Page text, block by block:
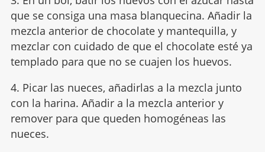
que se consiga una masa blanquecina. Añadir la
mezcla anterior de chocolate y mantequilla, y
mezclar con cuidado de que el chocolate esté ya
templado para que no se cuajen los huevos.
4. Picar las nueces, añadirlas a la mezcla junto
con la harina. Añadir a la mezcla anterior y
remover para que queden homogéneas las
nueces.